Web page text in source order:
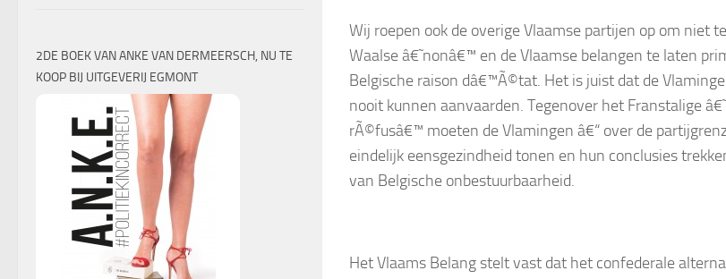
Wij roepen ook de overige Vlaamse partijen op om niet
Waalse â€˜nonâ€™ en de Vlaamse belangen te laten
Belgische raison dâ€™Ã©tat. Het is juist dat de
nooit kunnen aanvaarden. Tegenover het Franstalige
rÃ©fusâ€™ moeten de Vlamingen â€“ over de
eindelijk eensgezindheid tonen en hun conclusies
van Belgische onbestuurbaarheid.
Het Vlaams Belang stelt vast dat het confederale
2DE BOEK VAN ANKE VAN DERMEERSCH, NU TE
KOOP BIJ UITGEVERIJ EGMONT